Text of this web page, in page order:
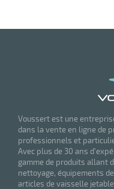
Voussert est une
dans la vente en ligne de
professionnels et
Avec plus de 30 ans
gamme de produits allant
nettoyage, équipements
articles de vaisselle